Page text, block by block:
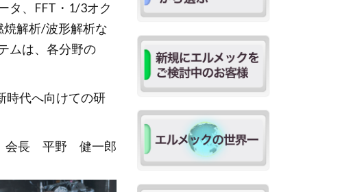
タ、FFT・1/3オク
解析/波形解析な
ムは、各分野の
時代へ向けての研
会長 平野 健一郎